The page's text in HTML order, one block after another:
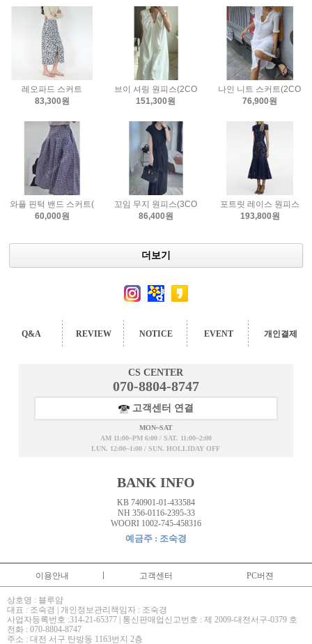
레오파드 스커트
83,300원
브이 셔링 원피스(2COLOR)
151,300원
나인 니트 스커트
76,900원
와플 핀턱 밴드 스커트(3COLOR)
60,000원
꼬임 무지 원피스(3COLOR)
86,400원
포트릿 레이스 원피스
193,800원
더보기
Q&A REVIEW NOTICE EVENT 개인결제
CS CENTER
070-8804-8747
고객센터 연결
MON~SAT
AM 11:00~PM 6:00 / SAT. 11:00~2:00
LUN. 12:00~1:00 / SUN. HOLLIDAY OFF
BANK INFO
KB 740901-01-433584
NH 356-0116-2395-33
WOORI 1002-745-458316
예금주 : 조숙경
이용안내 고객센터 PC버젼
상호명 : 블루얌
대표 : 조숙경 | 개인정보관리책임자 : 조숙경
사업자등록번호 :314-21-65377 | 통신판매업신고번호 : 제 2009-대전서구-0379 호
전화 : 070-8804-8747
주소 : 대전 서구 탄방동 1163번지 2층